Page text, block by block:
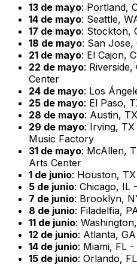
13 de mayo: Portland,
14 de mayo: Seattle,
17 de mayo: Stockton,
18 de mayo: San Jose,
21 de mayo: El Cajon,
22 de mayo:
Center
24 de mayo: Los
25 de mayo: El Paso,
28 de mayo: Austin,
29 de mayo: Irving,
Music Factory
31 de mayo: McAllen,
Arts Center
1 de junio: Houston,
5 de junio: Chicago, IL
7 de junio: Brooklyn,
8 de junio: Filadelfia,
11 de junio:
12 de junio: Atlanta,
14 de junio: Miami, FL
15 de junio: Orlando,